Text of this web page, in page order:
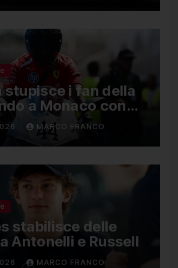
stupisce i fan della
a Monaco con
in edizione
MARCO FRANCO
stabilisce delle
Antonelli e Russell
MARCO FRANCO